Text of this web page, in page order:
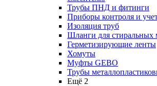
Трубы ПНД и фитинги
Приборы контроля и
Изоляция труб
Шланги для стиральных
Герметизирующие ленты
Хомуты
Муфты GEBO
Трубы
Ещё 2